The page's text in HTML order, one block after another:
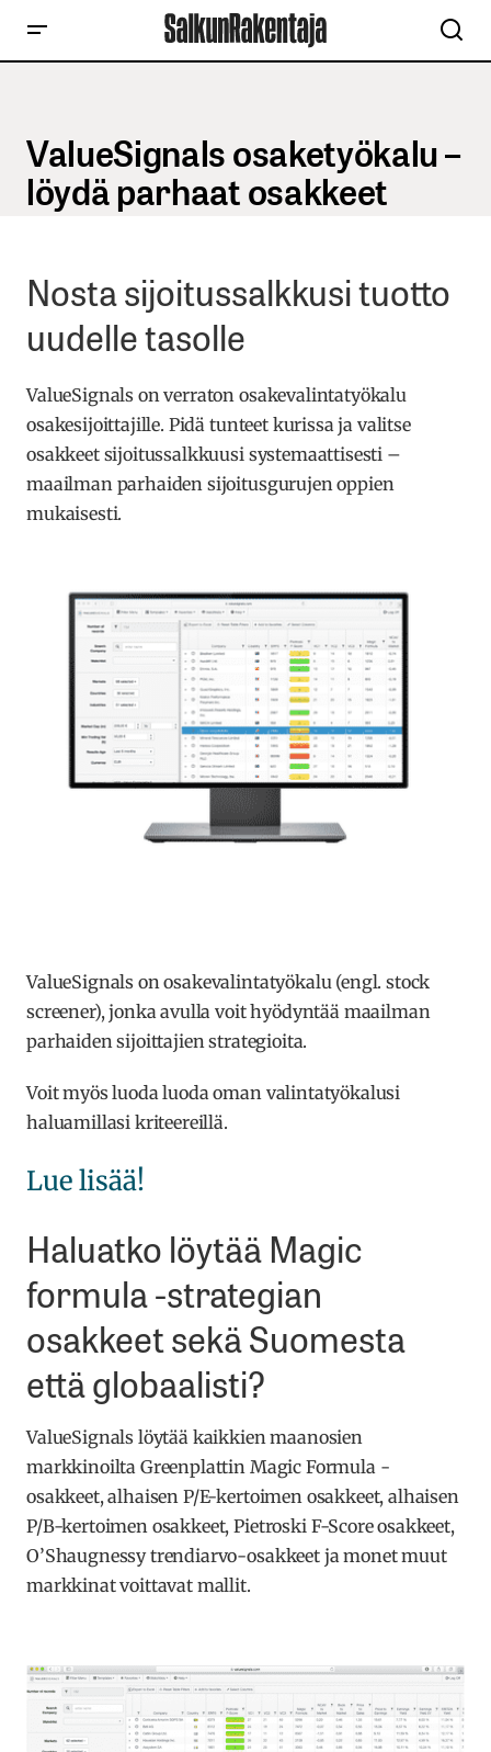
ValueSignals osaketyökalu –
löydä parhaat osakkeet
Nosta sijoitussalkkusi tuotto
uudelle tasolle
ValueSignals on verraton osakevalintatyökalu
osakesijoittajille. Pidä tunteet kurissa ja valitse
osakkeet sijoitussalkkuusi systemaattisesti –
maailman parhaiden sijoitusgurujen oppien
mukaisesti.
ValueSignals on osakevalintatyökalu (engl. stock
screener), jonka avulla voit hyödyntää maailman
parhaiden sijoittajien strategioita.
Voit myös luoda luoda oman valintatyökalusi
haluamillasi kriteereillä.
Lue lisää!
Haluatko löytää Magic
formula -strategian
osakkeet sekä Suomesta
että globaalisti?
ValueSignals löytää kaikkien maanosien
markkinoilta Greenplattin Magic Formula -
osakkeet, alhaisen P/E-kertoimen osakkeet, alhaisen
P/B-kertoimen osakkeet, Pietroski F-Score osakkeet,
O’Shaugnessy trendiarvo-osakkeet ja monet muut
markkinat voittavat mallit.